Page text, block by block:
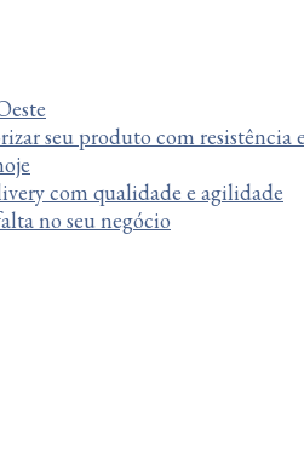
seu produto com resistência
com qualidade e agilidade
no seu negócio